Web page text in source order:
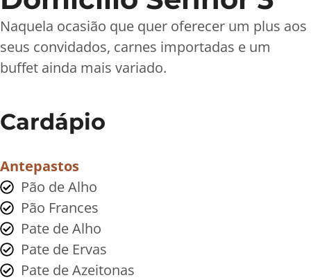
Naquela ocasião que quer oferecer um plus aos
seus convidados, carnes importadas e um
buffet ainda mais variado.
Cardápio
Antepastos
Pão de Alho
Pão Frances
Pate de Alho
Pate de Ervas
Pate de Azeitonas